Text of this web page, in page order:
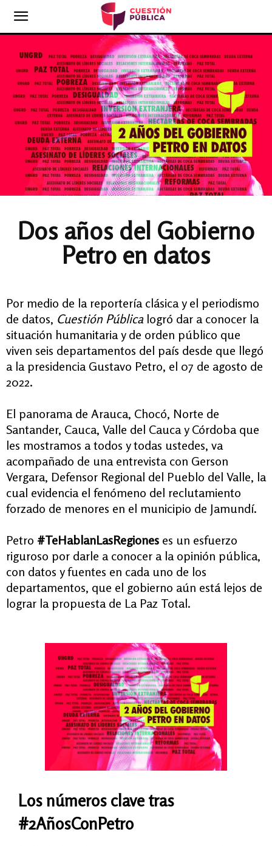
Dos años del Gobierno
Petro en datos
Por medio de la reportería clásica y el periodismo
de datos, Cuestión Pública logró dar a conocer la
situación humanitaria y de orden público que
viven seis departamentos del país desde que llegó
a la presidencia Gustavo Petro, el 07 de agosto de
2022.
El panorama de Arauca, Chocó, Norte de
Santander, Cauca, Valle del Cauca y Córdoba que
les mostramos a todos y todas ustedes, va
acompañado de una entrevista con Gerson
Vergara, Defensor Regional del Pueblo del Valle, la
cual evidencia el fenómeno del reclutamiento
forzado de menores en el municipio de Jamundí.
Petro #TeHablanLasRegiones es un esfuerzo
riguroso por darle a conocer a la opinión pública,
con datos y fuentes en cada uno de los
departamentos, que el gobierno aún está lejos de
lograr la propuesta de La Paz Total.
Los números clave tras
#2AñosConPetro